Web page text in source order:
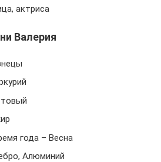
актриса
Валерия
года – Весна
Алюминий